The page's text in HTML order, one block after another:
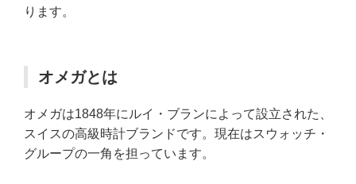
ります。
オメガとは
オメガは1848年にルイ・ブランによって設立された、
スイスの高級時計ブランドです。現在はスウォッチ・
グループの一角を担っています。